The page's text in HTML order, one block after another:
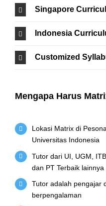
Singapore
Indonesia
Customized
Mengapa Harus
Lokasi Matrix di
Universitas Indonesia
Tutor dari UI, UGM,
dan PT Terbaik lainnya
Tutor adalah pengajar
berpengalaman